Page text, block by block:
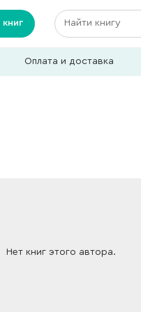
Оплата и доставка
Нет книг этого автора.